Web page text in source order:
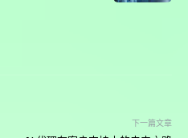
下一篇文章